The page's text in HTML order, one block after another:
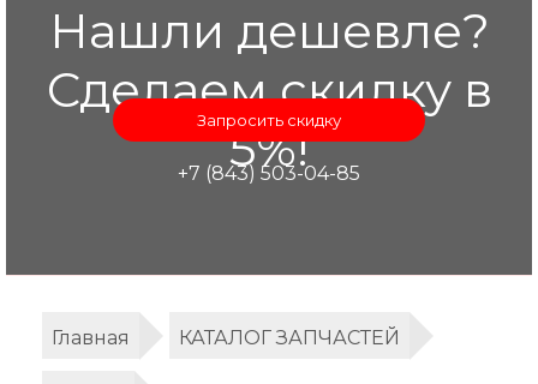
Нашли дешевле?
Сделаем скидку в
5%!
Запросить скидку
+7 (843) 503-04-85
Главная КАТАЛОГ ЗАПЧАСТЕЙ